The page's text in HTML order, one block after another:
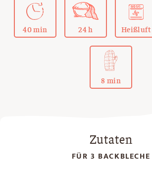
40 min 24 h Heißluft
8 min
Zutaten
FÜR 3 BACKBLECHE